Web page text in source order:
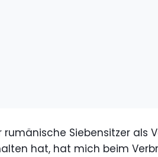
rumänische Siebensitzer als
hat, hat mich beim